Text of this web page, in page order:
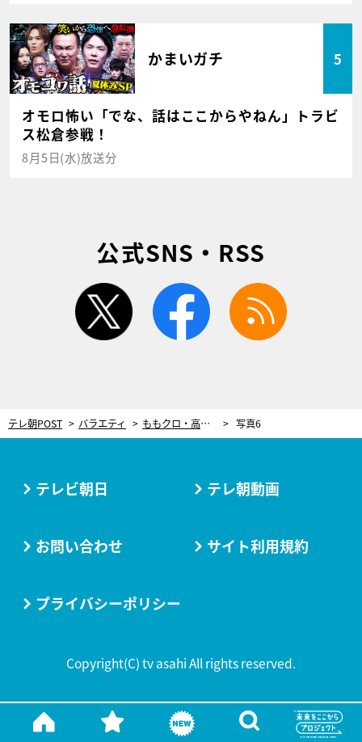
かまいガチ 5
オモロ怖い「でな、話はここからやねん」トラビ
ス松倉参戦！
8月5日(水)放送分
公式SNS・RSS
twitter facebook
テレ朝POST バラエティ ももクロ・高城れに「ライブ終わりにメイクを直して会いに行く」超意外な相手とは？ 写真6
テレビ朝日 テレ朝動画
お問い合わせ サイト利用規約
プライバシーポリシー
Copyright(C) tv asahi All rights reserved.